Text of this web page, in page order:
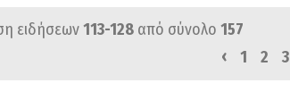
ειδήσεων113-128 από σύνολο 157
‹
1 2 3